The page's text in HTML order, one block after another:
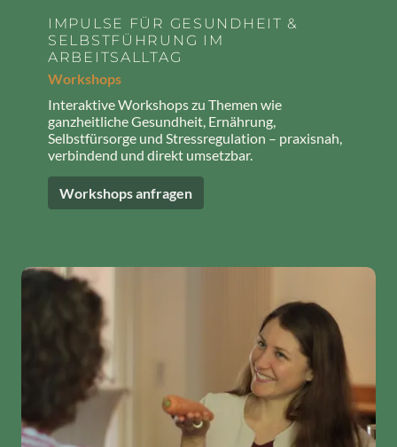
IMPULSE FÜR GESUNDHEIT &
SELBSTFÜHRUNG IM
ARBEITSALLTAG
Workshops
Interaktive Workshops zu Themen wie
ganzheitliche Gesundheit, Ernährung,
Selbstfürsorge und Stressregulation – praxisnah,
verbindend und direkt umsetzbar.
Workshops anfragen